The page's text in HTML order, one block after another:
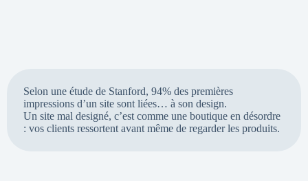
Selon une étude de Stanford, 94% des premières
impressions d’un site sont liées… à son design.
Un site mal designé, c’est comme une boutique en désordre
: vos clients ressortent avant même de regarder les produits.